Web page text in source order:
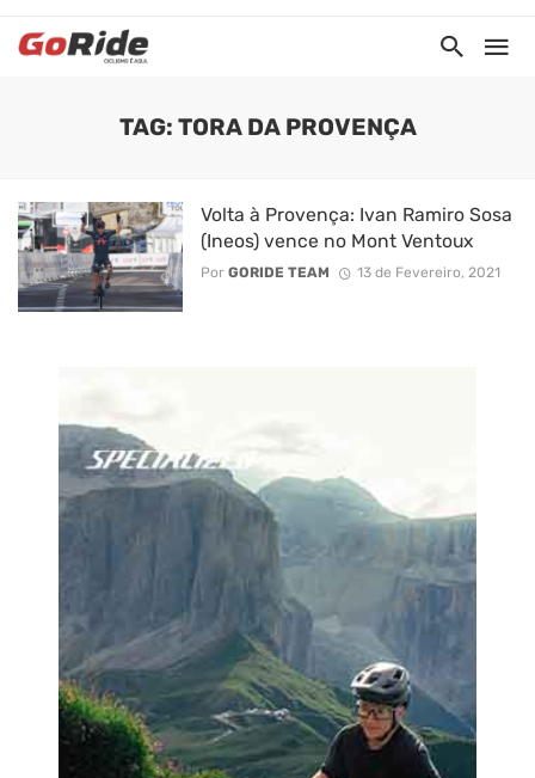
TAG: TORA DA PROVENÇA
Volta à Provença: Ivan Ramiro Sosa
(Ineos) vence no Mont Ventoux
Por GORIDE TEAM 13 de Fevereiro, 2021